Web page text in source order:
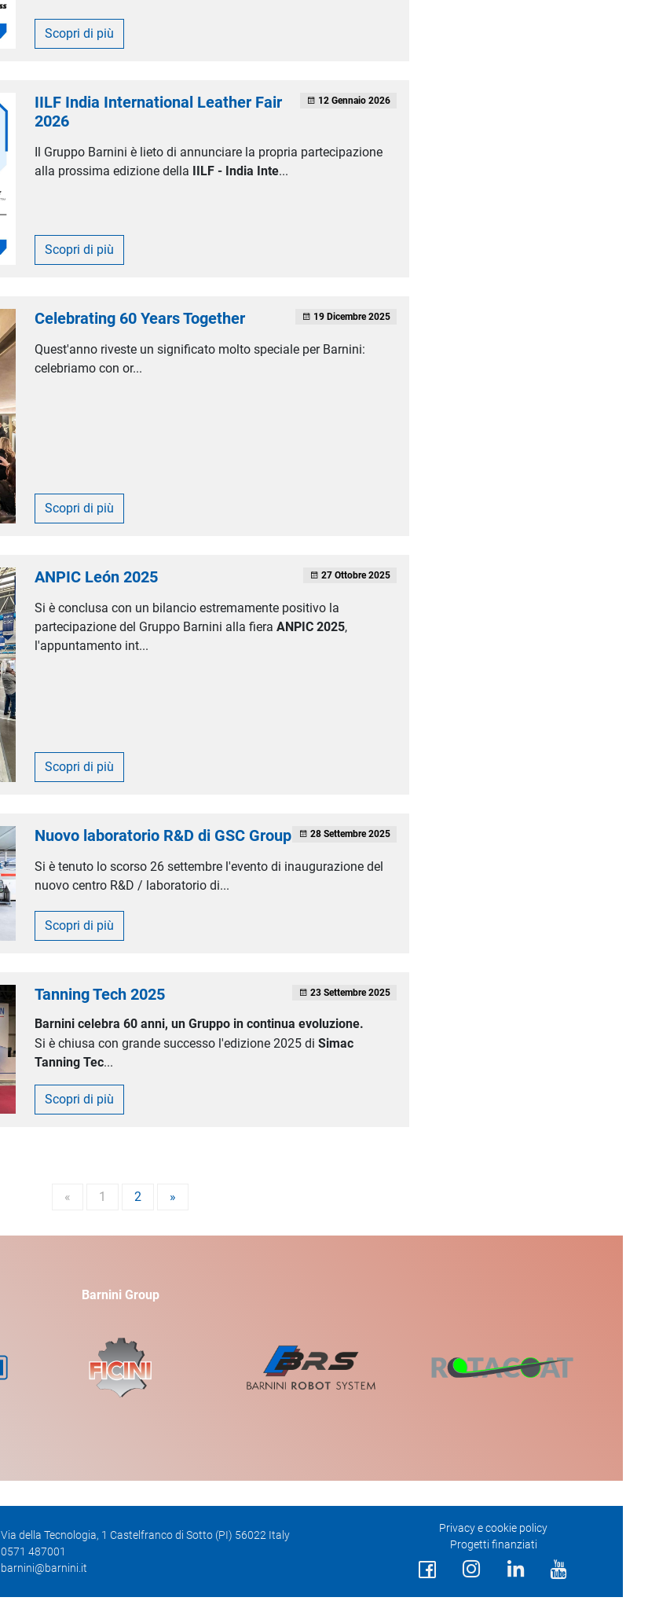
Scopri di più
IILF India International Leather Fair
2026
12 Gennaio 2026
Il Gruppo Barnini è lieto di annunciare la propria partecipazione
alla prossima edizione della IILF - India Inte...
Scopri di più
Celebrating 60 Years Together 19 Dicembre 2025
Quest'anno riveste un significato molto speciale per Barnini:
celebriamo con or...
Scopri di più
ANPIC León 2025 27 Ottobre 2025
Si è conclusa con un bilancio estremamente positivo la
partecipazione del Gruppo Barnini alla fiera ANPIC 2025,
l'appuntamento int...
Scopri di più
Nuovo laboratorio R&D di GSC Group 28 Settembre 2025
Si è tenuto lo scorso 26 settembre l'evento di inaugurazione del
nuovo centro R&D / laboratorio di...
Scopri di più
Tanning Tech 2025 23 Settembre 2025
Barnini celebra 60 anni, un Gruppo in continua evoluzione.
Si è chiusa con grande successo l'edizione 2025 di Simac
Tanning Tec...
Scopri di più
« 1 2 »
Barnini Group
Via della Tecnologia, 1 Castelfranco di Sotto (PI) 56022 Italy
0571 487001
barnini@barnini.it
Privacy e cookie policy
Progetti finanziati